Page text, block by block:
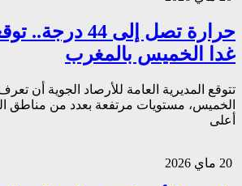
حرارة تصل إلى
غدا الخميس بالمغرب
تتوقع المديرية العامة للأرصاد الجوية أن
الخميس، مستويات مرتفعة بعدد من مناطق
أعلى